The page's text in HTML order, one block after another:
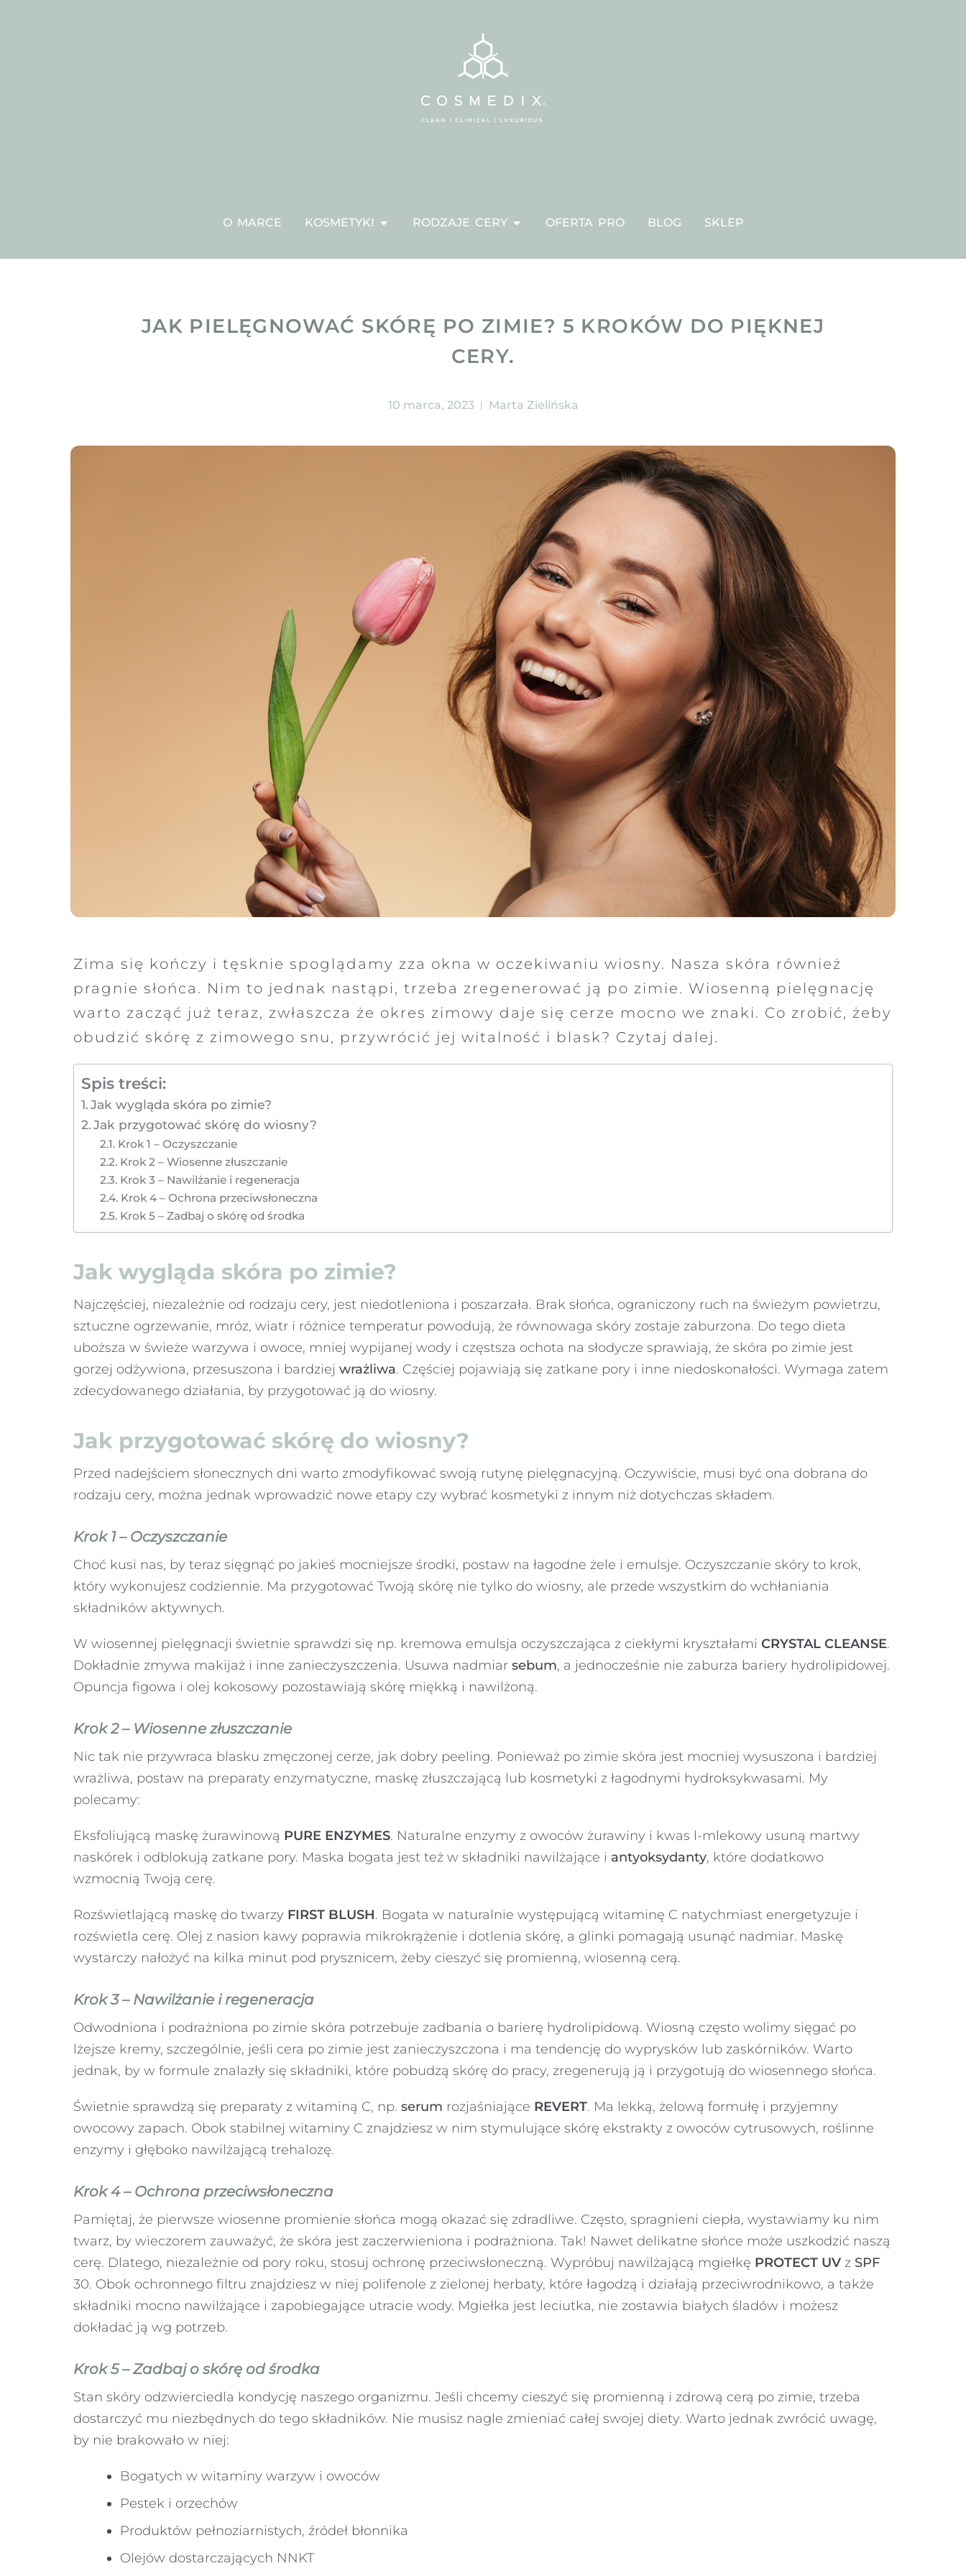
O MARCE KOSMETYKI RODZAJE CERY OFERTA PRO BLOG SKLEP
JAK PIELĘGNOWAĆ SKÓRĘ PO ZIMIE? 5 KROKÓW DO PIĘKNEJ
CERY.
10 marca, 2023 Marta Zielińska
Zima się kończy i tęsknie spoglądamy zza okna w oczekiwaniu wiosny. Nasza skóra również
pragnie słońca. Nim to jednak nastąpi, trzeba zregenerować ją po zimie. Wiosenną pielęgnację
warto zacząć już teraz, zwłaszcza że okres zimowy daje się cerze mocno we znaki. Co zrobić, żeby
obudzić skórę z zimowego snu, przywrócić jej witalność i blask? Czytaj dalej.
Spis treści:
Jak wygląda skóra po zimie?
Jak przygotować skórę do wiosny?
Krok 1 – Oczyszczanie
Krok 2 – Wiosenne złuszczanie
Krok 3 – Nawilżanie i regeneracja
Krok 4 – Ochrona przeciwsłoneczna
Krok 5 – Zadbaj o skórę od środka
Jak wygląda skóra po zimie?
Najczęściej, niezależnie od rodzaju cery, jest niedotleniona i poszarzała. Brak słońca, ograniczony ruch na świeżym powietrzu,
sztuczne ogrzewanie, mróz, wiatr i różnice temperatur powodują, że równowaga skóry zostaje zaburzona. Do tego dieta
uboższa w świeże warzywa i owoce, mniej wypijanej wody i częstsza ochota na słodycze sprawiają, że skóra po zimie jest
gorzej odżywiona, przesuszona i bardziej wrażliwa. Częściej pojawiają się zatkane pory i inne niedoskonałości. Wymaga zatem
zdecydowanego działania, by przygotować ją do wiosny.
Jak przygotować skórę do wiosny?
Przed nadejściem słonecznych dni warto zmodyfikować swoją rutynę pielęgnacyjną. Oczywiście, musi być ona dobrana do
rodzaju cery, można jednak wprowadzić nowe etapy czy wybrać kosmetyki z innym niż dotychczas składem.
Krok 1 – Oczyszczanie
Choć kusi nas, by teraz sięgnąć po jakieś mocniejsze środki, postaw na łagodne żele i emulsje. Oczyszczanie skóry to krok,
który wykonujesz codziennie. Ma przygotować Twoją skórę nie tylko do wiosny, ale przede wszystkim do wchłaniania
składników aktywnych.
W wiosennej pielęgnacji świetnie sprawdzi się np. kremowa emulsja oczyszczająca z ciekłymi kryształami CRYSTAL CLEANSE.
Dokładnie zmywa makijaż i inne zanieczyszczenia. Usuwa nadmiar sebum, a jednocześnie nie zaburza bariery hydrolipidowej.
Opuncja figowa i olej kokosowy pozostawiają skórę miękką i nawilżoną.
Krok 2 – Wiosenne złuszczanie
Nic tak nie przywraca blasku zmęczonej cerze, jak dobry peeling. Ponieważ po zimie skóra jest mocniej wysuszona i bardziej
wrażliwa, postaw na preparaty enzymatyczne, maskę złuszczającą lub kosmetyki z łagodnymi hydroksykwasami. My
polecamy:
Eksfoliującą maskę żurawinową PURE ENZYMES. Naturalne enzymy z owoców żurawiny i kwas l-mlekowy usuną martwy
naskórek i odblokują zatkane pory. Maska bogata jest też w składniki nawilżające i antyoksydanty, które dodatkowo
wzmocnią Twoją cerę.
Rozświetlającą maskę do twarzy FIRST BLUSH. Bogata w naturalnie występującą witaminę C natychmiast energetyzuje i
rozświetla cerę. Olej z nasion kawy poprawia mikrokrążenie i dotlenia skórę, a glinki pomagają usunąć nadmiar. Maskę
wystarczy nałożyć na kilka minut pod prysznicem, żeby cieszyć się promienną, wiosenną cerą.
Krok 3 – Nawilżanie i regeneracja
Odwodniona i podrażniona po zimie skóra potrzebuje zadbania o barierę hydrolipidową. Wiosną często wolimy sięgać po
lżejsze kremy, szczególnie, jeśli cera po zimie jest zanieczyszczona i ma tendencję do wyprysków lub zaskórników. Warto
jednak, by w formule znalazły się składniki, które pobudzą skórę do pracy, zregenerują ją i przygotują do wiosennego słońca.
Świetnie sprawdzą się preparaty z witaminą C, np. serum rozjaśniające REVERT. Ma lekką, żelową formułę i przyjemny
owocowy zapach. Obok stabilnej witaminy C znajdziesz w nim stymulujące skórę ekstrakty z owoców cytrusowych, roślinne
enzymy i głęboko nawilżającą trehalozę.
Krok 4 – Ochrona przeciwsłoneczna
Pamiętaj, że pierwsze wiosenne promienie słońca mogą okazać się zdradliwe. Często, spragnieni ciepła, wystawiamy ku nim
twarz, by wieczorem zauważyć, że skóra jest zaczerwieniona i podrażniona. Tak! Nawet delikatne słońce może uszkodzić naszą
cerę. Dlatego, niezależnie od pory roku, stosuj ochronę przeciwsłoneczną. Wypróbuj nawilżającą mgiełkę PROTECT UV z SPF
30. Obok ochronnego filtru znajdziesz w niej polifenole z zielonej herbaty, które łagodzą i działają przeciwrodnikowo, a także
składniki mocno nawilżające i zapobiegające utracie wody. Mgiełka jest leciutka, nie zostawia białych śladów i możesz
dokładać ją wg potrzeb.
Krok 5 – Zadbaj o skórę od środka
Stan skóry odzwierciedla kondycję naszego organizmu. Jeśli chcemy cieszyć się promienną i zdrową cerą po zimie, trzeba
dostarczyć mu niezbędnych do tego składników. Nie musisz nagle zmieniać całej swojej diety. Warto jednak zwrócić uwagę,
by nie brakowało w niej:
Bogatych w witaminy warzyw i owoców
Pestek i orzechów
Produktów pełnoziarnistych, źródeł błonnika
Olejów dostarczających NNKT